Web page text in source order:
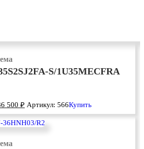
S/1U35MECFRA
500 ₽ Артикул: 566Купить